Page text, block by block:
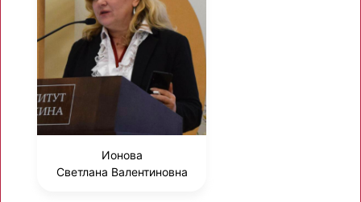
Ионова
Светлана Валентиновна